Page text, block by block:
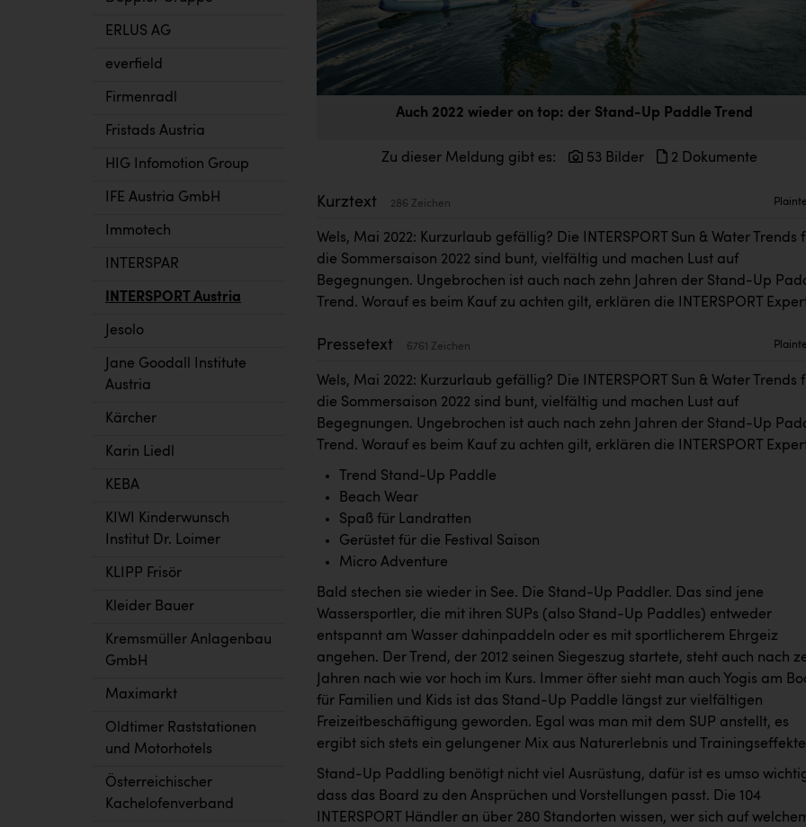
ERLUS AG
everfield
Firmenradl
Fristads Austria
HIG Infomotion Group
IFE Austria GmbH
Immotech
INTERSPAR
INTERSPORT Austria
Jesolo
Jane Goodall Institute
Austria
Kärcher
Karin Liedl
KEBA
KIWI Kinderwunsch
Institut Dr. Loimer
KLIPP Frisör
Kleider Bauer
Kremsmüller Anlagenbau
GmbH
Maximarkt
Oldtimer Raststationen
und Motorhotels
Österreichischer
Kachelofenverband
Auch 2022 wieder on top: der Stand-Up Paddle Trend
Zu dieser Meldung gibt es: 53 Bilder 2 Dokumente
Kurztext 286 Zeichen
Wels, Mai 2022: Kurzurlaub gefällig? Die INTERSPORT Sun & Water Trends
die Sommersaison 2022 sind bunt, vielfältig und machen Lust auf
Begegnungen. Ungebrochen ist auch nach zehn Jahren der Stand-Up
Trend. Worauf es beim Kauf zu achten gilt, erklären die INTERSPORT
Pressetext 6761 Zeichen
Wels, Mai 2022: Kurzurlaub gefällig? Die INTERSPORT Sun & Water Trends
die Sommersaison 2022 sind bunt, vielfältig und machen Lust auf
Begegnungen. Ungebrochen ist auch nach zehn Jahren der Stand-Up
Trend. Worauf es beim Kauf zu achten gilt, erklären die INTERSPORT
Trend Stand-Up Paddle
Beach Wear
Spaß für Landratten
Gerüstet für die Festival Saison
Micro Adventure
Bald stechen sie wieder in See. Die Stand-Up Paddler. Das sind jene
Wassersportler, die mit ihren SUPs (also Stand-Up Paddles) entweder
entspannt am Wasser dahinpaddeln oder es mit sportlicherem Ehrgeiz
angehen. Der Trend, der 2012 seinen Siegeszug startete, steht auch nach
Jahren nach wie vor hoch im Kurs. Immer öfter sieht man auch Yogis am
für Familien und Kids ist das Stand-Up Paddle längst zur vielfältigen
Freizeitbeschäftigung geworden. Egal was man mit dem SUP anstellt, es
ergibt sich stets ein gelungener Mix aus Naturerlebnis und
Stand-Up Paddling benötigt nicht viel Ausrüstung, dafür ist es umso
dass das Board zu den Ansprüchen und Vorstellungen passt. Die 104
INTERSPORT Händler an über 280 Standorten wissen, wer sich auf